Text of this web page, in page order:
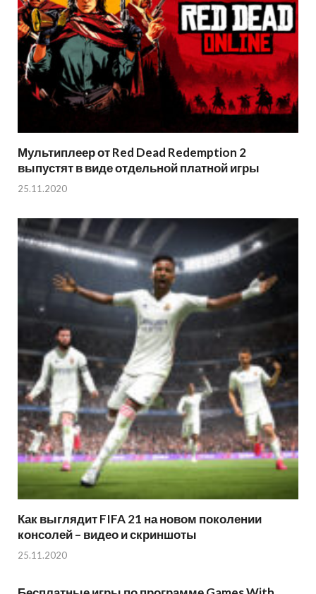
Мультиплеер от Red Dead Redemption 2
выпустят в виде отдельной платной игры
25.11.2020
Как выглядит FIFA 21 на новом поколении
консолей – видео и скриншоты
25.11.2020